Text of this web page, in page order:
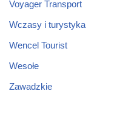
Voyager Transport
Wczasy i turystyka
Wencel Tourist
Wesołe
Zawadzkie